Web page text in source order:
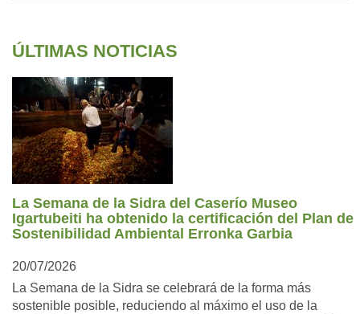
ÚLTIMAS NOTICIAS
La Semana de la Sidra del Caserío Museo
Igartubeiti ha obtenido la certificación del Plan de
Sostenibilidad Ambiental Erronka Garbia
20/07/2026
La Semana de la Sidra se celebrará de la forma más
sostenible posible, reduciendo al máximo el uso de la